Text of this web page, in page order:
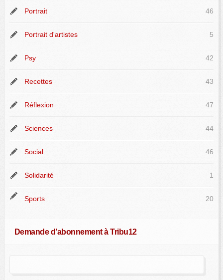
Portrait 46
Portrait d'artistes 5
Psy 42
Recettes 43
Réflexion 47
Sciences 44
Social 46
Solidarité 1
Sports 20
Demande d’abonnement à Tribu12